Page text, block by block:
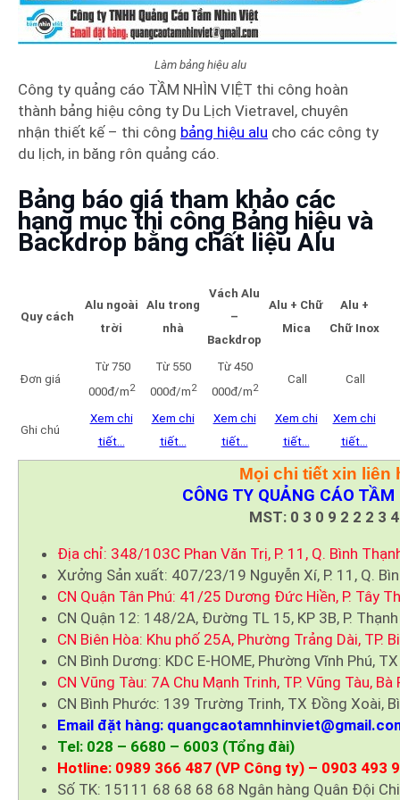
Làm bảng hiệu alu
Công ty quảng cáo TẦM NHÌN VIỆT thi công hoàn
thành bảng hiệu công ty Du Lịch Vietravel, chuyên
nhận thiết kế – thi công bảng hiệu alu cho các công ty
du lịch, in băng rôn quảng cáo.
Bảng báo giá tham khảo các
hạng mục thi công Bảng hiệu và
Backdrop bằng chất liệu Alu
Quy cách
Alu ngoài
trời
Alu trong
nhà
Vách Alu
–
Backdrop
Alu + Chữ
Mica
Alu +
Chữ Inox
Đơn giá
Từ 750
000đ/m2
Từ 550
000đ/m2
Từ 450
000đ/m2
Call Call
Ghi chú
Xem chi
tiết…
Xem chi
tiết…
Xem chi
tiết…
Xem chi
tiết…
Xem chi
tiết…
Mọi chi tiết xin liên
CÔNG TY QUẢNG CÁO
MST: 0 3 0 9 2 2 2 3
Địa chỉ: 348/103C Phan Văn Trị, P. 11, Q. Bình
Xưởng Sản xuất: 407/23/19 Nguyễn Xí, P. 11, Q.
CN Quận Tân Phú: 41/25 Dương Đức Hiền, P. Tây
CN Quận 12: 148/2A, Đường TL 15, KP 3B, P.
CN Biên Hòa: Khu phố 25A, Phường Trảng Dài, TP.
CN Bình Dương: KDC E-HOME, Phường Vĩnh Phú,
CN Vũng Tàu: 7A Chu Mạnh Trinh, TP. Vũng Tàu, Bà
CN Bình Phước: 139 Trường Trinh, TX Đồng Xoài,
Email đặt hàng:
Tel: 028 – 6680 – 6003 (Tổng đài)
Hotline: 0989 366 487 (VP Công ty) – 0903 493
Số TK: 15111 68 68 68 68 Ngân hàng Quân Đội